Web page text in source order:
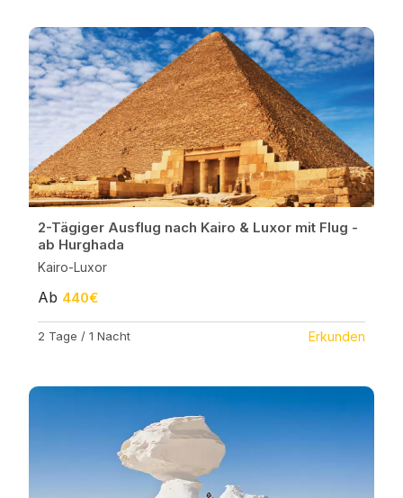
2-Tägiger Ausflug nach Kairo & Luxor mit Flug -
ab Hurghada
Kairo-Luxor
Ab 440€
2 Tage / 1 Nacht Erkunden